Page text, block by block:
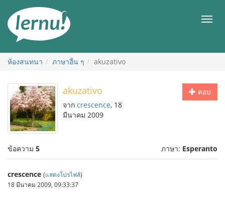
สารบัญ
เมนู
ห้องสนทนา ภาษาอื่น ๆ akuzativo
ตอบ
akuzativo
จาก crescence, 18
มีนาคม 2009
ข้อความ 5 ภาษา: Esperanto
crescence (แสดงโปรไฟล์)
18 มีนาคม 2009, 09:33:37